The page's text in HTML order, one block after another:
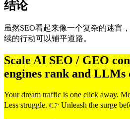
结论
虽然SEO看起来像一个复杂的迷宫
续的行动可以铺平道路。
Scale AI SEO / GEO
engines rank and LLMs
Your dream traffic is one click away.
Less struggle. 👉 Unleash the surge